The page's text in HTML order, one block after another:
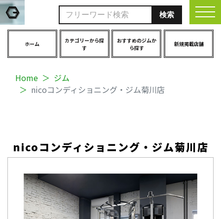
ホーム
カテゴリーから探
す
おすすめのジムか
ら探す
新規掲載店舗
Home
ジム
nicoコンディショニング・ジム菊川店
nicoコンディショニング・ジム菊川店